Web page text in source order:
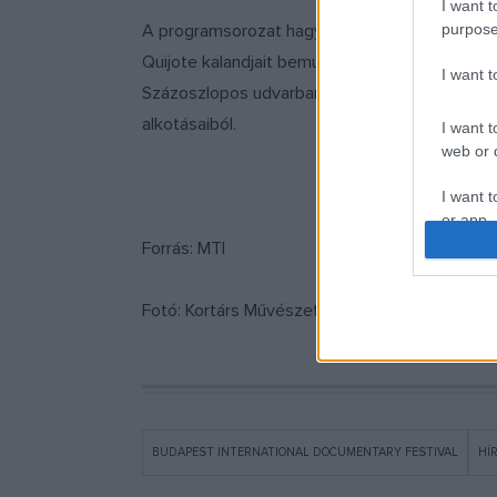
I want
I want
I want
web or
I want
or app.
I want
I want
A programsorozat hagyományos
Quijote kalandjait bemutató előadása, de
Százoszlopos udvarban, slam poetry előadás
alkotásaiból.
Forrás: MTI
Fotó: Kortárs Művészeti Fesztivál Facebook-
BUDAPEST INTERNATIONAL DOCUMENTARY FESTIVAL